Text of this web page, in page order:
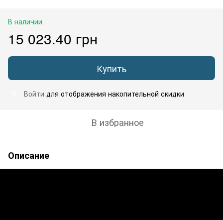
В наличии
15 023.40 грн
Купить
Войти для отображения накопительной скидки
В избранное
Описание